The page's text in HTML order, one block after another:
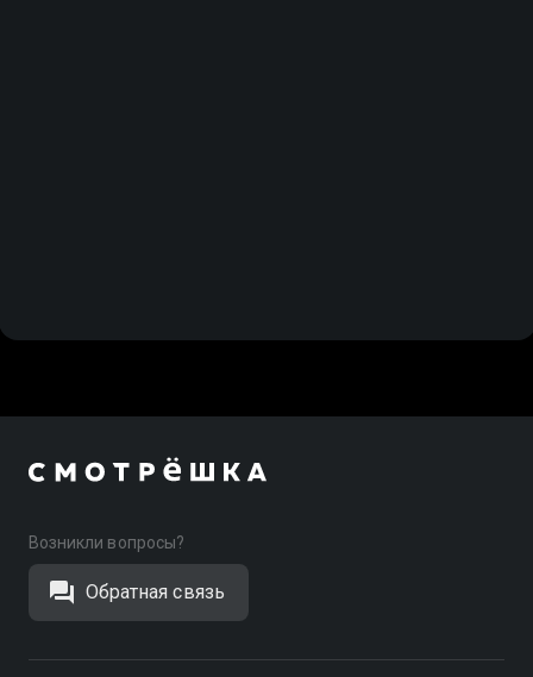
Возникли вопросы?
Обратная связь